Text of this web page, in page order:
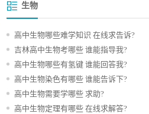
生物
高中生物哪些难学知识 在线求告诉?
吉林高中生物考哪些 谁能指导我?
高中生物哪些有氢键 谁能回答我?
高中生物染色有哪些 谁能告诉下?
高中生物需要学哪些 求助?
高中生物定理有哪些 在线求解答?